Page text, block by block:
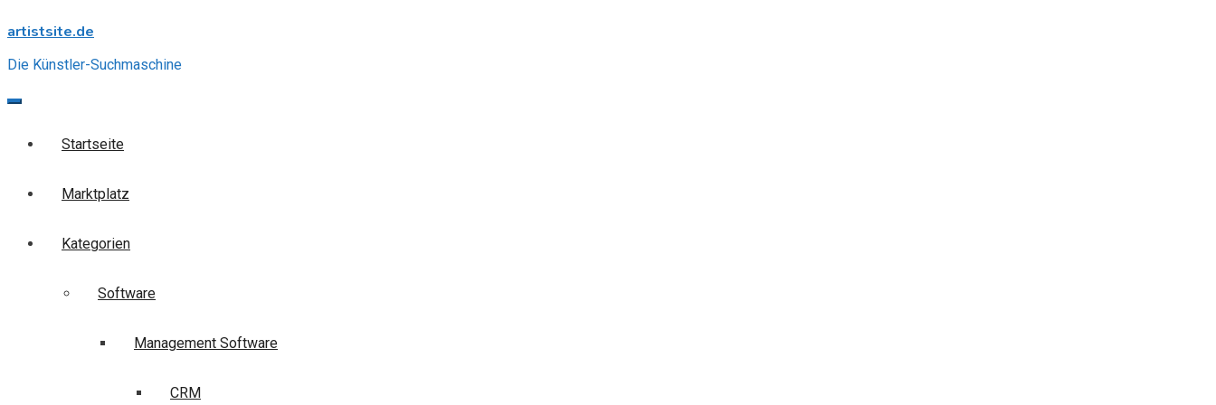
to
artistsite.de
Die Künstler-Suchmaschine
Startseite
Marktplatz
Kategorien
Software
Management Software
CRM